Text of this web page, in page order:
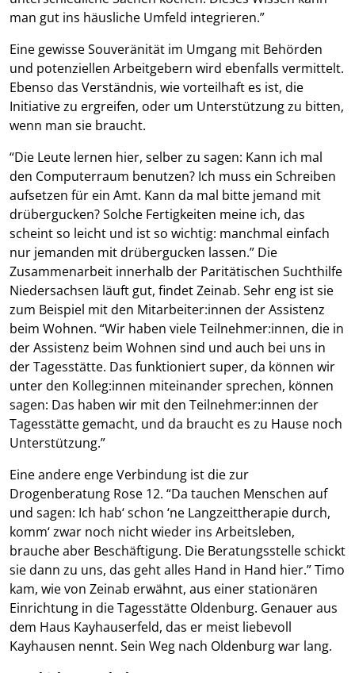
man gut ins häusliche Umfeld integrieren.”
Eine gewisse Souveränität im Umgang mit Behörden
und potenziellen Arbeitgebern wird ebenfalls vermittelt.
Ebenso das Verständnis, wie vorteilhaft es ist, die
Initiative zu ergreifen, oder um Unterstützung zu bitten,
wenn man sie braucht.
“Die Leute lernen hier, selber zu sagen: Kann ich mal
den Computerraum benutzen? Ich muss ein Schreiben
aufsetzen für ein Amt. Kann da mal bitte jemand mit
drübergucken? Solche Fertigkeiten meine ich, das
scheint so leicht und ist so wichtig: manchmal einfach
nur jemanden mit drübergucken lassen.” Die
Zusammenarbeit innerhalb der Paritätischen Suchthilfe
Niedersachsen läuft gut, findet Zeinab. Sehr eng ist sie
zum Beispiel mit den Mitarbeiter:innen der Assistenz
beim Wohnen. “Wir haben viele Teilnehmer:innen, die in
der Assistenz beim Wohnen sind und auch bei uns in
der Tagesstätte. Das funktioniert super, da können wir
unter den Kolleg:innen miteinander sprechen, können
sagen: Das haben wir mit den Teilnehmer:innen der
Tagesstätte gemacht, und da braucht es zu Hause noch
Unterstützung.”
Eine andere enge Verbindung ist die zur
Drogenberatung Rose 12. “Da tauchen Menschen auf
und sagen: Ich hab‘ schon ‘ne Langzeittherapie durch,
komm‘ zwar noch nicht wieder ins Arbeitsleben,
brauche aber Beschäftigung. Die Beratungsstelle schickt
sie dann zu uns, das geht alles Hand in Hand hier.” Timo
kam, wie von Zeinab erwähnt, aus einer stationären
Einrichtung in die Tagesstätte Oldenburg. Genauer aus
dem Haus Kayhauserfeld, das er meist liebevoll
Kayhausen nennt. Sein Weg nach Oldenburg war lang.